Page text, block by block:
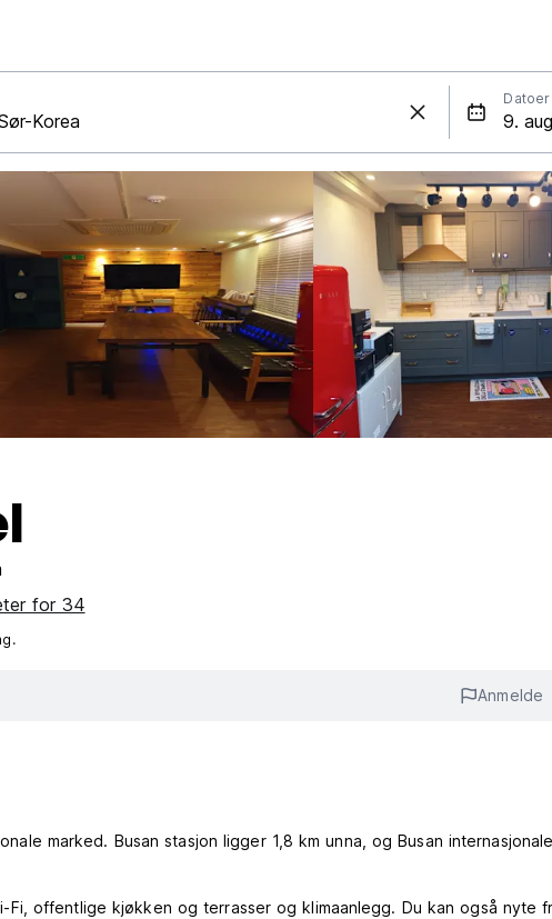
Datoer
for 34
Anmelde
marked. Busan stasjon ligger 1,8 km unna, og Busan
Fi, offentlige kjøkken og terrasser og klimaanlegg. Du kan også nyte